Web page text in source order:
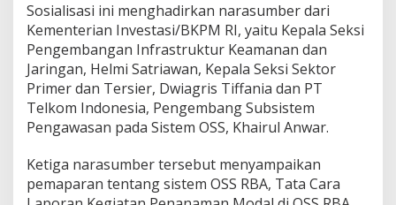
Sosialisasi ini menghadirkan narasumber dari
Kementerian Investasi/BKPM RI, yaitu Kepala Seksi
Pengembangan Infrastruktur Keamanan dan
Jaringan, Helmi Satriawan, Kepala Seksi Sektor
Primer dan Tersier, Dwiagris Tiffania dan PT
Telkom Indonesia, Pengembang Subsistem
Pengawasan pada Sistem OSS, Khairul Anwar.
Ketiga narasumber tersebut menyampaikan
pemaparan tentang sistem OSS RBA, Tata Cara